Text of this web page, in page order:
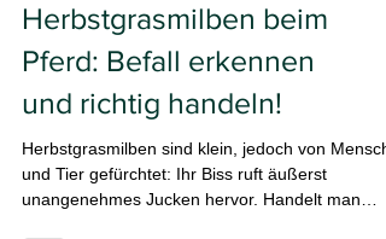
Herbstgrasmilben beim
Pferd: Befall erkennen
und richtig handeln!